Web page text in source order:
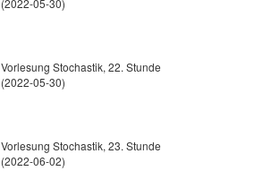
(2022-05-30)
Vorlesung Stochastik, 22. Stunde
(2022-05-30)
Vorlesung Stochastik, 23. Stunde
(2022-06-02)